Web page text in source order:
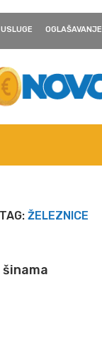
OGLAŠAVANJE
TAG: ŽELEZNICE